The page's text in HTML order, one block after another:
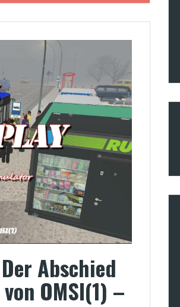
Abschied
OMSI(1) –